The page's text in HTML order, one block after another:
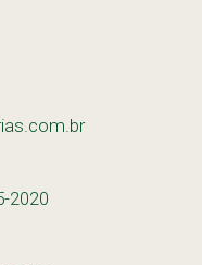
2020